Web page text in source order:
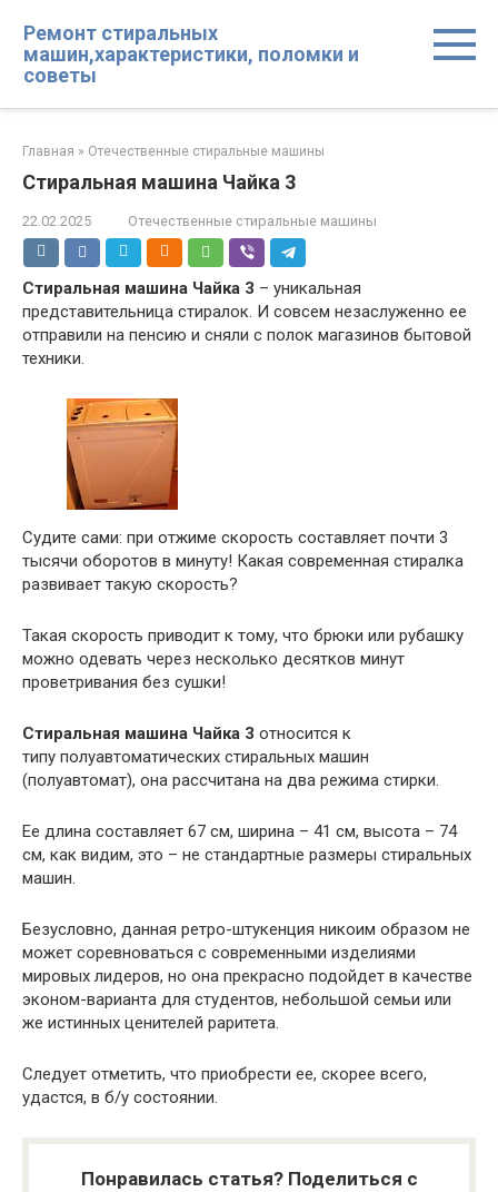
контенту
Ремонт стиральных
машин,характеристики, поломки и
советы
Главная » Отечественные стиральные машины
Стиральная машина Чайка 3
22.02.2025 Отечественные стиральные машины
Стиральная машина Чайка 3 – уникальная
представительница стиралок. И совсем незаслуженно ее
отправили на пенсию и сняли с полок магазинов бытовой
техники.
Судите сами: при отжиме скорость составляет почти 3
тысячи оборотов в минуту! Какая современная стиралка
развивает такую скорость?
Такая скорость приводит к тому, что брюки или рубашку
можно одевать через несколько десятков минут
проветривания без сушки!
Стиральная машина Чайка 3 относится к
типу полуавтоматических стиральных машин
(полуавтомат), она рассчитана на два режима стирки.
Ее длина составляет 67 см, ширина – 41 см, высота – 74
см, как видим, это – не стандартные размеры стиральных
машин.
Безусловно, данная ретро-штукенция никоим образом не
может соревноваться с современными изделиями
мировых лидеров, но она прекрасно подойдет в качестве
эконом-варианта для студентов, небольшой семьи или
же истинных ценителей раритета.
Следует отметить, что приобрести ее, скорее всего,
удастся, в б/у состоянии.
Понравилась статья? Поделиться с